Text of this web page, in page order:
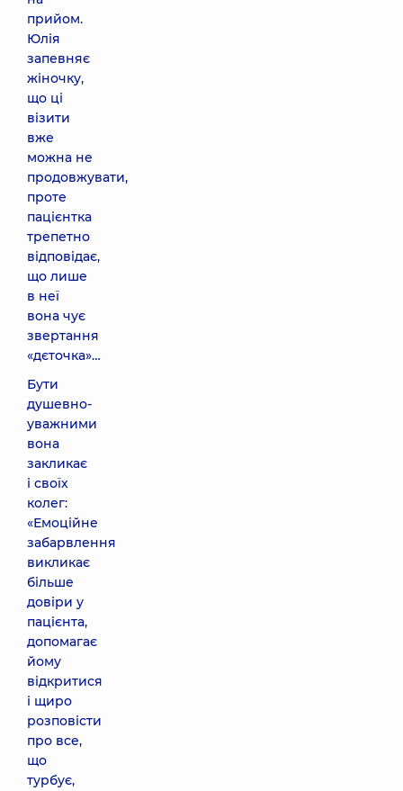
прийом.
Юлія
запевняє
жіночку,
що ці
візити
вже
можна не
продовжувати,
проте
пацієнтка
трепетно
відповідає,
що лише
в неї
вона чує
звертання
«дєточка»…
Бути
душевно-
уважними
вона
закликає
і своїх
колег:
«Емоційне
забарвлення
викликає
більше
довіри у
пацієнта,
допомагає
йому
відкритися
і щиро
розповісти
про все,
що
турбує,